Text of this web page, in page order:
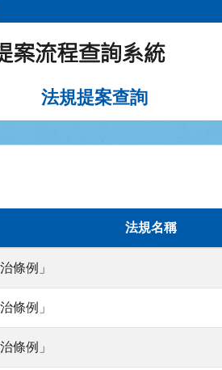
法規提案查詢
法規名稱
條例」
條例」
條例」